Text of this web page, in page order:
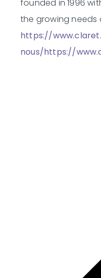
founded in 1996
the growing
https://
nous/https://